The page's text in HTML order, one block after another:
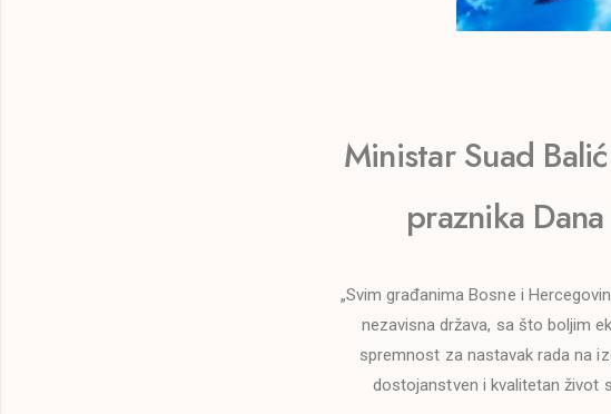
Ministar Suad
praznika
„Svim građanima Bosne i
nezavisna država, sa što boljim
spremnost za nastavak rada na
dostojanstven i kvalitetan život